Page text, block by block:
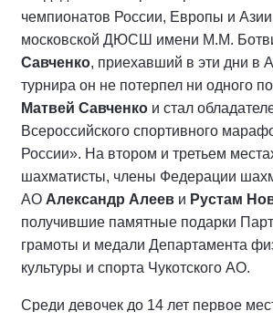
чемпионатов России, Европы и
московской ДЮСШ имени М.М.
Савченко, приехавший в эти дни в
турнира он не потерпел ни одного
Матвей Савченко и стал
Всероссийского спортивного
России». На втором и третьем
шахматисты, члены Федерации
АО Александр Алеев и Рустам
получившие памятные подарки
грамоты и медали Департамента
культуры и спорта Чукотского АО.
Среди девочек до 14 лет первое